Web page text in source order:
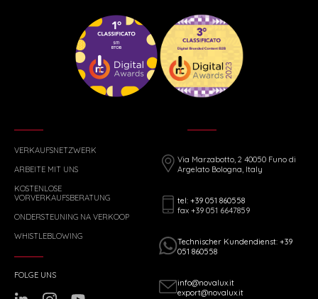
VERKAUFSNETZWERK
ARBEITE MIT UNS
KOSTENLOSE
VORVERKAUFSBERATUNG
ONDERSTEUNING NA VERKOOP
WHISTLEBLOWING
Via Marzabotto, 2 40050 Funo di
Argelato Bologna, Italy
tel: +39 051 860558
fax +39 051 6647859
Technischer Kundendienst: +39
051 860558
info@novalux.it
export@novalux.it
FOLGE UNS